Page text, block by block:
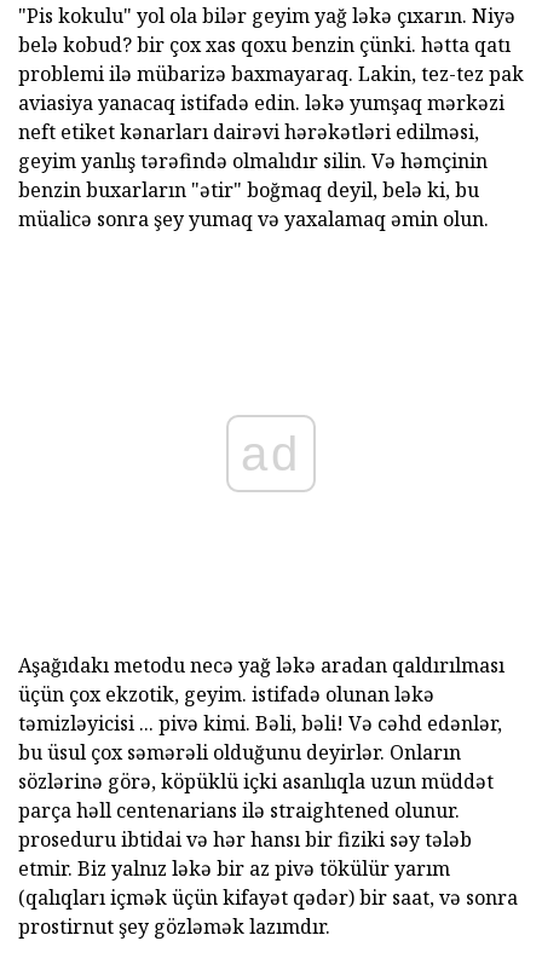
"Pis kokulu" yol ola bilər geyim yağ ləkə çıxarın. Niyə
belə kobud? bir çox xas qoxu benzin çünki. hətta qatı
problemi ilə mübarizə baxmayaraq. Lakin, tez-tez pak
aviasiya yanacaq istifadə edin. ləkə yumşaq mərkəzi
neft etiket kənarları dairəvi hərəkətləri edilməsi,
geyim yanlış tərəfində olmalıdır silin. Və həmçinin
benzin buxarların "ətir" boğmaq deyil, belə ki, bu
müalicə sonra şey yumaq və yaxalamaq əmin olun.
ad
Aşağıdakı metodu necə yağ ləkə aradan qaldırılması
üçün çox ekzotik, geyim. istifadə olunan ləkə
təmizləyicisi ... pivə kimi. Bəli, bəli! Və cəhd edənlər,
bu üsul çox səmərəli olduğunu deyirlər. Onların
sözlərinə görə, köpüklü içki asanlıqla uzun müddət
parça həll centenarians ilə straightened olunur.
proseduru ibtidai və hər hansı bir fiziki səy tələb
etmir. Biz yalnız ləkə bir az pivə tökülür yarım
(qalıqları içmək üçün kifayət qədər) bir saat, və sonra
prostirnut şey gözləmək lazımdır.